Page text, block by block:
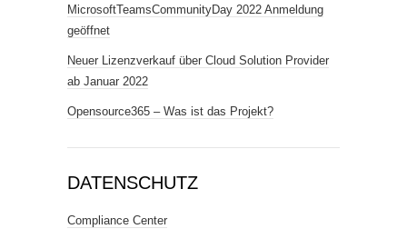
MicrosoftTeamsCommunityDay 2022 Anmeldung
geöffnet
Neuer Lizenzverkauf über Cloud Solution Provider
ab Januar 2022
Opensource365 – Was ist das Projekt?
DATENSCHUTZ
Compliance Center